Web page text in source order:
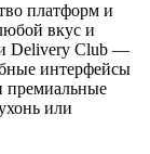
платформ и
вкус и
Delivery Club —
интерфейсы
премиальные
или